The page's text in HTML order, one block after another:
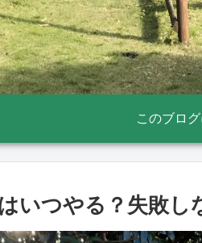
このブロ
いつやる？失敗し